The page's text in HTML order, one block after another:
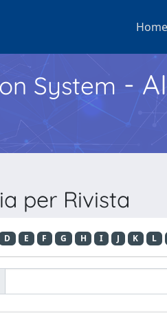
Home
System -
per Rivista
D E F G H I J K L